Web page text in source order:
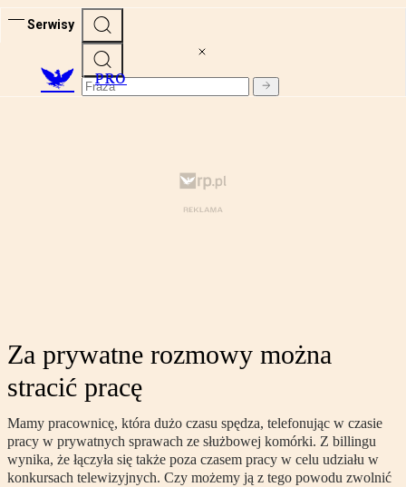
Serwisy
PRO
Za prywatne rozmowy można
stracić pracę
Mamy pracownicę, która dużo czasu spędza, telefonując w czasie
pracy w prywatnych sprawach ze służbowej komórki. Z billingu
wynika, że łączyła się także poza czasem pracy w celu udziału w
konkursach telewizyjnych. Czy możemy ją z tego powodu zwolnić